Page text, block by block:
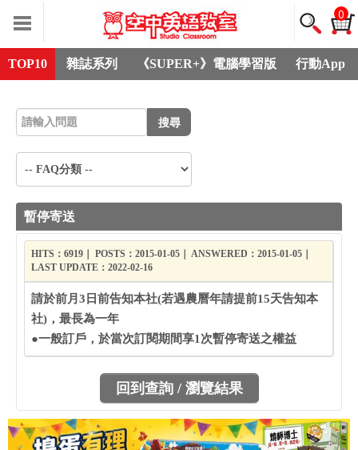
0
TOP10 雜誌系列 《SUPER+》電腦學習版 行動App
搜尋
暫停寄送
HITS：6919｜ POSTS：2015-01-05｜ ANSWERED：2015-01-05｜
LAST UPDATE：2022-02-16
請於前月3日前告知本社(若遇農曆年請提前15天告知本
社)，最長為一年
●一般訂戶，於當次訂閱期間享1次暫停寄送之權益
回到查詢 / 瀏覽結果